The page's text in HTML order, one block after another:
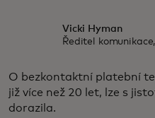
Vicki Hyman
Ředitel
O bezkontaktní platební
již více než 20 let, lze s
dorazila.